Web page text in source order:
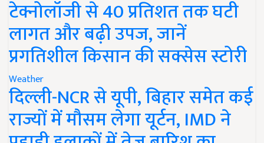
टेक्नोलॉजी से 40 प्रतिशत तक घटी
लागत और बढ़ी उपज, जानें
प्रगतिशील किसान की सक्सेस स्टोरी
Weather
दिल्ली-NCR से यूपी, बिहार समेत कई
राज्यों में मौसम लेगा यूर्टन, IMD ने